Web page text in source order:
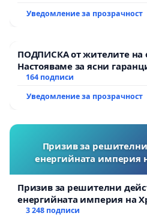
Уведомление за прозрачност
ПОДПИСКА от жителите на
Настояваме за ясни
АД и от държавата, че ще
164 подписи
Уведомление за прозрачност
Призив за
енергийната империя
Призив за решителни
енергийната империя на
3 248 подписи